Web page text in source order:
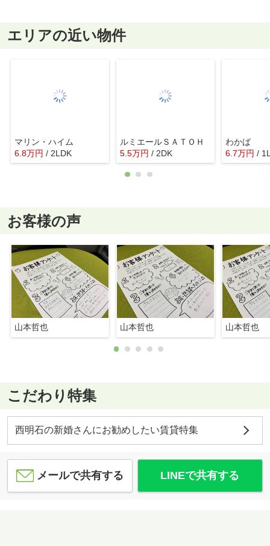
エリアの近い物件
マリン・ハイム
6.8万円 / 2LDK
ルミエールＳＡＴＯＨ
5.5万円 / 2DK
わかば
6.7万円 /
お客様の声
山本哲也 山本哲也 山本哲也
こだわり特集
西明石の新婚さんにお勧めしたい賃貸特集
メールで共有する LINEで共有する